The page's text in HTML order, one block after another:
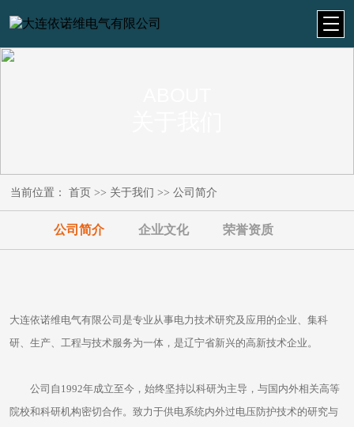
当前位置：首页 >> 关于我们 >>公司简介
公司简介 企业文化 荣誉资质
大连依诺维电气有限公司是专业从事电力技术研究及应用的企业、集科
研、生产、工程与技术服务为一体，是辽宁省新兴的高新技术企业。
公司自1992年成立至今，始终坚持以科研为主导，与国内外相关高等
院校和科研机构密切合作。致力于供电系统内外过电压防护技术的研究与